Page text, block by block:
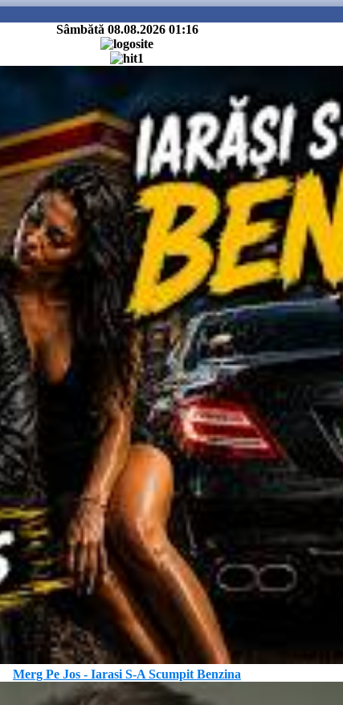
Sâmbătă 08.08.2026 01:16
Merg Pe Jos - Iarasi S-A Scumpit Benzina